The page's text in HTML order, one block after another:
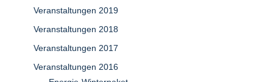
Veranstaltungen 2019
Veranstaltungen 2018
Veranstaltungen 2017
Veranstaltungen 2016